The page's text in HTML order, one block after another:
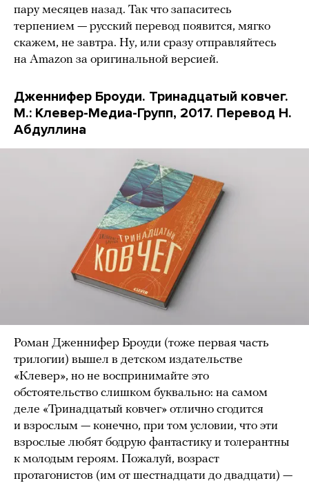
пару месяцев назад. Так что запаситесь
терпением — русский перевод появится, мягко
скажем, не завтра. Ну, или сразу отправляйтесь
на Amazon за оригинальной версией.
Дженнифер Броуди. Тринадцатый ковчег.
М.: Клевер-Медиа-Групп, 2017. Перевод Н.
Абдуллина
Роман Дженнифер Броуди (тоже первая часть
трилогии) вышел в детском издательстве
«Клевер», но не воспринимайте это
обстоятельство слишком буквально: на самом
деле «Тринадцатый ковчег» отлично сгодится
и взрослым — конечно, при том условии, что эти
взрослые любят бодрую фантастику и толерантны
к молодым героям. Пожалуй, возраст
протагонистов (им от шестнадцати до двадцати) —